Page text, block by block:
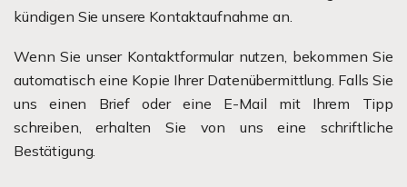
kündigen Sie unsere Kontaktaufnahme an.
Wenn Sie unser Kontaktformular nutzen, bekommen Sie
automatisch eine Kopie Ihrer Datenübermittlung. Falls Sie
uns einen Brief oder eine E-Mail mit Ihrem Tipp
schreiben, erhalten Sie von uns eine schriftliche
Bestätigung.